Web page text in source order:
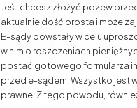
Jeśli chcesz złożyć pozew
aktualnie dość prosta i może
E-sądy powstały w celu
w nim o roszczeniach
postać gotowego formularza
przed e-sądem. Wszystko jest
prawne. Z tego powodu,